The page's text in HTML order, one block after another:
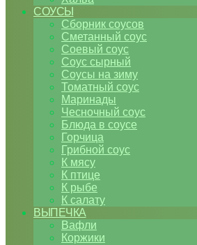
СОУСЫ
Сборник соусов
Сметанный соус
Соевый соус
Соус сырный
Соусы на зиму
Томатный соус
Маринады
Чесночный соус
Блюда в соусе
Горчица
Грибной соус
К мясу
К птице
К рыбе
К салату
ВЫПЕЧКА
Вафли
Коржики